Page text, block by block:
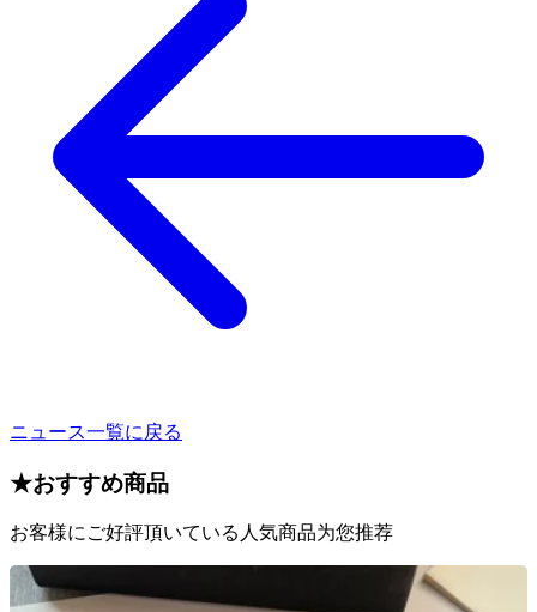
ニュース一覧に戻る
★おすすめ商品
お客様にご好評頂いている人気商品为您推荐